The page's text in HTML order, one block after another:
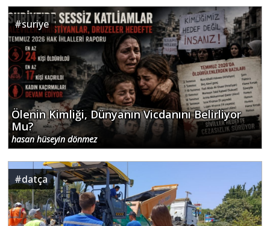
#suriye
Ölenin Kimliği, Dünyanın Vicdanını Belirliyor
Mu?
hasan hüseyin dönmez
#datça